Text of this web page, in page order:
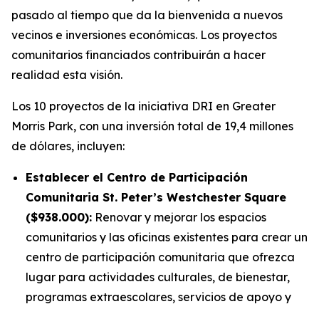
pasado al tiempo que da la bienvenida a nuevos
vecinos e inversiones económicas. Los proyectos
comunitarios financiados contribuirán a hacer
realidad esta visión.
Los 10 proyectos de la iniciativa DRI en Greater
Morris Park, con una inversión total de 19,4 millones
de dólares, incluyen:
Establecer el Centro de Participación
Comunitaria St. Peter’s Westchester Square
($938.000): Renovar y mejorar los espacios
comunitarios y las oficinas existentes para crear un
centro de participación comunitaria que ofrezca
lugar para actividades culturales, de bienestar,
programas extraescolares, servicios de apoyo y